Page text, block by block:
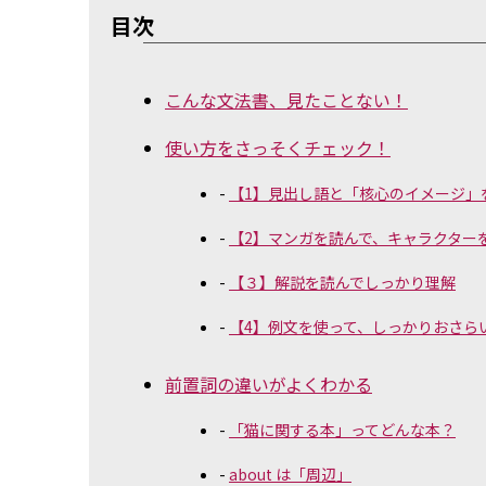
目次
こんな文法書、見たことない！
使い方をさっそくチェック！
【1】見出し語と「核心のイメージ
【2】マンガを読んで、キャラクター
【３】解説を読んでしっかり理解
【4】例文を使って、しっかりおさら
前置詞の違いがよくわかる
「猫に関する本」ってどんな本？
about は「周辺」